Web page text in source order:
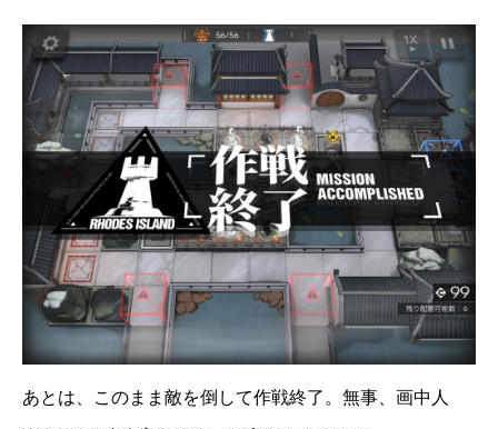
あとは、このまま敵を倒して作戦終了。無事、画中人